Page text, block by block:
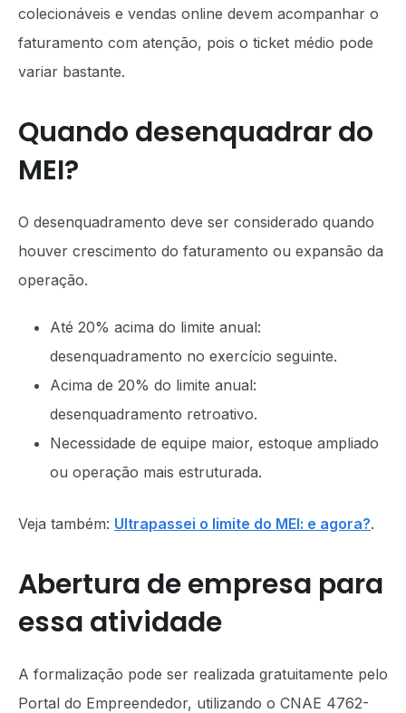
colecionáveis e vendas online devem acompanhar o
faturamento com atenção, pois o ticket médio pode
variar bastante.
Quando desenquadrar do
MEI?
O desenquadramento deve ser considerado quando
houver crescimento do faturamento ou expansão da
operação.
Até 20% acima do limite anual:
desenquadramento no exercício seguinte.
Acima de 20% do limite anual:
desenquadramento retroativo.
Necessidade de equipe maior, estoque ampliado
ou operação mais estruturada.
Veja também: Ultrapassei o limite do MEI: e agora?.
Abertura de empresa para
essa atividade
A formalização pode ser realizada gratuitamente pelo
Portal do Empreendedor, utilizando o CNAE 4762-